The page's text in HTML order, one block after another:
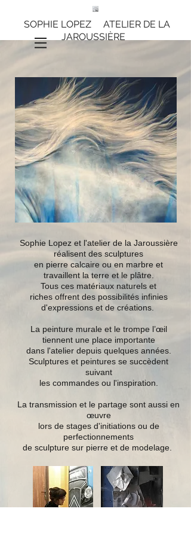
SOPHIE LOPEZ ATELIER DE LA
JAROUSSIÈRE
Sophie Lopez et l'atelier de la Jaroussière
réalisent des sculptures
en pierre calcaire ou en marbre et
travaillent la terre et le plâtre.
Tous ces matériaux naturels et
riches offrent des possibilités infinies
d'expressions et de créations.
La peinture murale et le trompe l’œil
tiennent une place importante
dans l'atelier depuis quelques années.
Sculptures et peintures se succèdent
suivant
les commandes ou l'inspiration.
La transmission et le partage sont aussi en
œuvre
lors de stages d'initiations ou de
perfectionnements
de sculpture sur pierre et de modelage.